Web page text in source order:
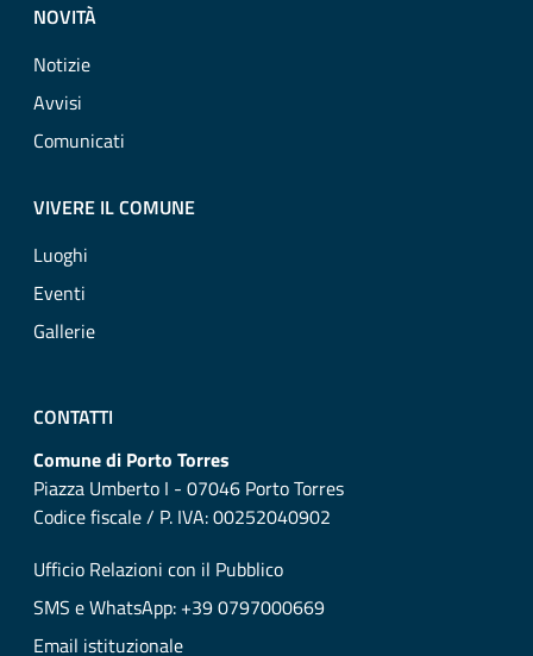
NOVITÀ
Notizie
Avvisi
Comunicati
VIVERE IL COMUNE
Luoghi
Eventi
Gallerie
CONTATTI
Comune di Porto Torres
Piazza Umberto I - 07046 Porto Torres
Codice fiscale / P. IVA: 00252040902
Ufficio Relazioni con il Pubblico
SMS e WhatsApp: +39 0797000669
Email istituzionale